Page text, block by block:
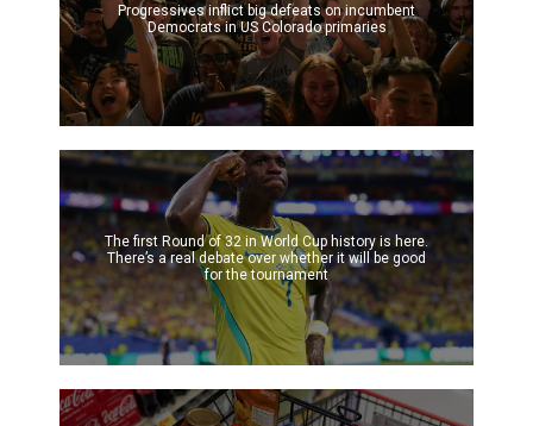
Progressives inflict big defeats on incumbent
Democrats in US Colorado primaries
The first Round of 32 in World Cup history is here.
There’s a real debate over whether it will be good
for the tournament